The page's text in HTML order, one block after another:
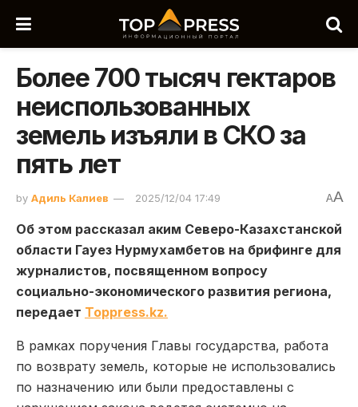
Более 700 тысяч гектаров
неиспользованных
земель изъяли в СКО за
пять лет
by Адиль Калиев 2025/12/04 17:49 AA
Об этом рассказал аким Северо-Казахстанской
области Гауез Нурмухамбетов на брифинге для
журналистов, посвященном вопросу
социально-экономического развития региона,
передает Toppress.kz.
В рамках поручения Главы государства, работа
по возврату земель, которые не использовались
по назначению или были предоставлены с